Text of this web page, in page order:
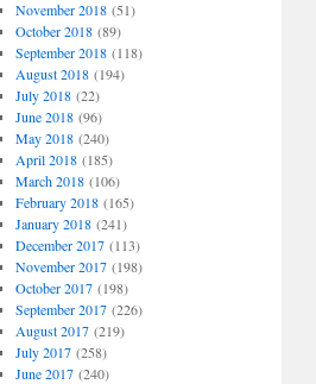
November 2018(51)
October 2018(89)
September 2018(118)
August 2018(194)
July 2018(22)
June 2018(96)
May 2018(240)
April 2018(185)
March 2018(106)
February 2018(165)
January 2018(241)
December 2017(113)
November 2017(198)
October 2017(198)
September 2017(226)
August 2017(219)
July 2017(258)
June 2017(240)